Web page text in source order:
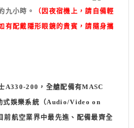
九小時。
（因夜宿機上，請自備輕
有配戴隱形眼鏡的貴賓，請隨身攜
A330-200，全艙配備有MASC
式娛樂系統（Audio/Video on
前航空業界中最先進、配備最齊全